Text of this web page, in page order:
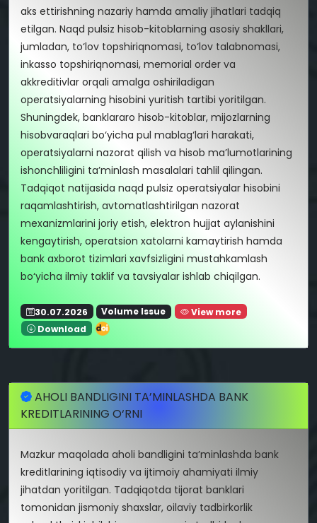
aks ettirishning nazariy hamda amaliy jihatlari tadqiq
etilgan. Naqd pulsiz hisob-kitoblarning asosiy shakllari,
jumladan, to‘lov topshiriqnomasi, to‘lov talabnomasi,
inkasso topshiriqnomasi, memorial order va
akkreditivlar orqali amalga oshiriladigan
operatsiyalarning hisobini yuritish tartibi yoritilgan.
Shuningdek, banklararo hisob-kitoblar, mijozlarning
hisobvaraqlari bo‘yicha pul mablag‘lari harakati,
operatsiyalarni nazorat qilish va hisob ma’lumotlarining
ishonchliligini ta’minlash masalalari tahlil qilingan.
Tadqiqot natijasida naqd pulsiz operatsiyalar hisobini
raqamlashtirish, avtomatlashtirilgan nazorat
mexanizmlarini joriy etish, elektron hujjat aylanishini
kengaytirish, operatsion xatolarni kamaytirish hamda
bank axborot tizimlari xavfsizligini mustahkamlash
bo‘yicha ilmiy taklif va tavsiyalar ishlab chiqilgan.
30.07.2026 Volume Issue
View more
Download
AHOLI BANDLIGINI TA’MINLASHDA BANK
KREDITLARINING O‘RNI
Mazkur maqolada aholi bandligini ta’minlashda bank
kreditlarining iqtisodiy va ijtimoiy ahamiyati ilmiy
jihatdan yoritilgan. Tadqiqotda tijorat banklari
tomonidan jismoniy shaxslar, oilaviy tadbirkorlik